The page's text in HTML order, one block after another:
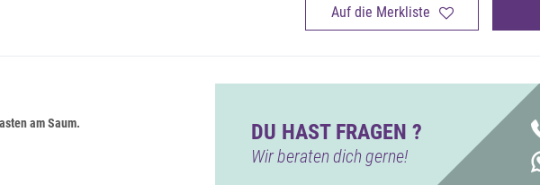
Auf die Merkliste
am Saum. DU HAST FRAGEN ?
Wir beraten dich gerne!